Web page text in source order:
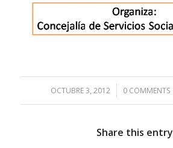
OCTUBRE 3, 2012
/ 0 COMMENTS
/
Share this entry